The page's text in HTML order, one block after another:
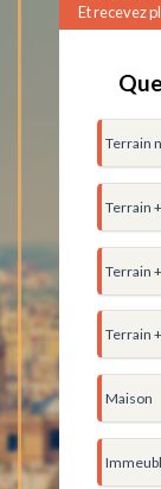
Et recevez
Terrain
Terrain
Terrain
Terrain
Maison